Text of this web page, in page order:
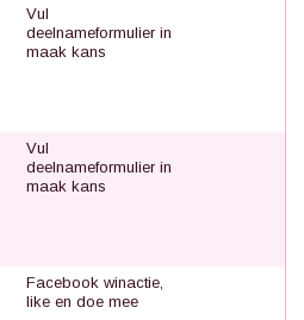
Vul
deelnameformulier in
maak kans
Vul
deelnameformulier in
maak kans
Facebook winactie,
like en doe mee